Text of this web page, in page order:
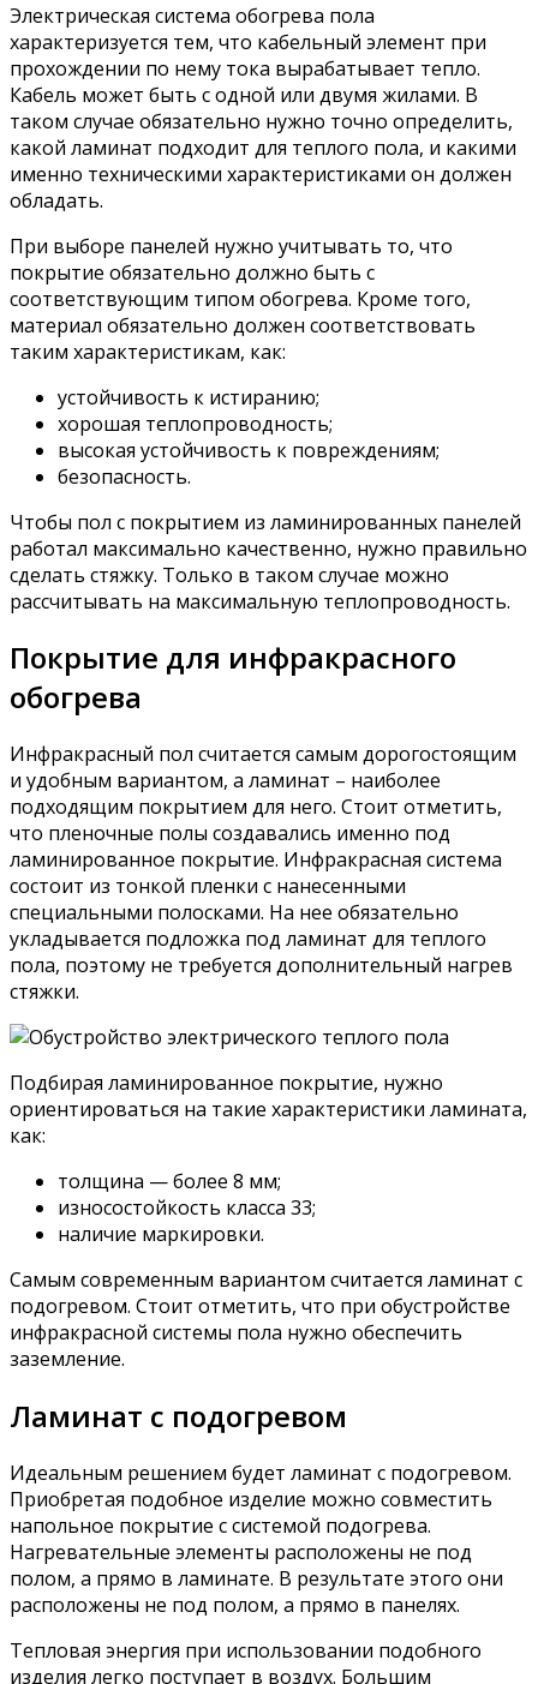
Электрическая система обогрева пола
характеризуется тем, что кабельный элемент при
прохождении по нему тока вырабатывает тепло.
Кабель может быть с одной или двумя жилами. В
таком случае обязательно нужно точно определить,
какой ламинат подходит для теплого пола, и какими
именно техническими характеристиками он должен
обладать.
При выборе панелей нужно учитывать то, что
покрытие обязательно должно быть с
соответствующим типом обогрева. Кроме того,
материал обязательно должен соответствовать
таким характеристикам, как:
устойчивость к истиранию;
хорошая теплопроводность;
высокая устойчивость к повреждениям;
безопасность.
Чтобы пол с покрытием из ламинированных панелей
работал максимально качественно, нужно правильно
сделать стяжку. Только в таком случае можно
рассчитывать на максимальную теплопроводность.
Покрытие для инфракрасного
обогрева
Инфракрасный пол считается самым дорогостоящим
и удобным вариантом, а ламинат – наиболее
подходящим покрытием для него. Стоит отметить,
что пленочные полы создавались именно под
ламинированное покрытие. Инфракрасная система
состоит из тонкой пленки с нанесенными
специальными полосками. На нее обязательно
укладывается подложка под ламинат для теплого
пола, поэтому не требуется дополнительный нагрев
стяжки.
Подбирая ламинированное покрытие, нужно
ориентироваться на такие характеристики ламината,
как:
толщина — более 8 мм;
износостойкость класса 33;
наличие маркировки.
Самым современным вариантом считается ламинат с
подогревом. Стоит отметить, что при обустройстве
инфракрасной системы пола нужно обеспечить
заземление.
Ламинат с подогревом
Идеальным решением будет ламинат с подогревом.
Приобретая подобное изделие можно совместить
напольное покрытие с системой подогрева.
Нагревательные элементы расположены не под
полом, а прямо в ламинате. В результате этого они
расположены не под полом, а прямо в панелях.
Тепловая энергия при использовании подобного
изделия легко поступает в воздух. Большим